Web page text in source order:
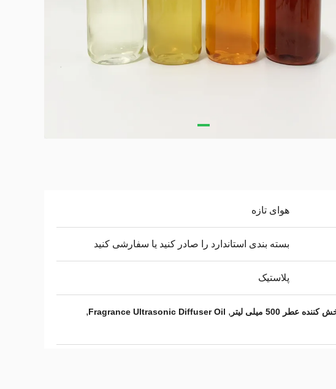
هوای تازه
بسته بندی استاندارد را صادر کنید یا سفارشی کنید
پلاستیک
,
Fragrance Ultrasonic Diffuser Oil
,